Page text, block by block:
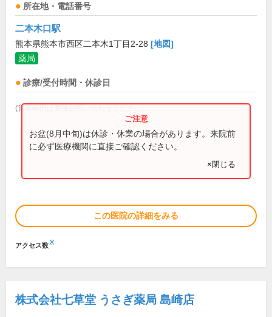
所在地・電話番号
二本木口駅
熊本県熊本市西区二本木1丁目2-28 [地図]
薬局
診療/受付時間・休診日
(営業時間は直接お問い合わせください)
お盆(8月中旬)は休診・休業の場合があります。来院前
に必ず医療機関に直接ご確認ください。
×閉じる
この医院の詳細をみる
アクセス数※
株式会社七草堂 うさぎ薬局 島崎店